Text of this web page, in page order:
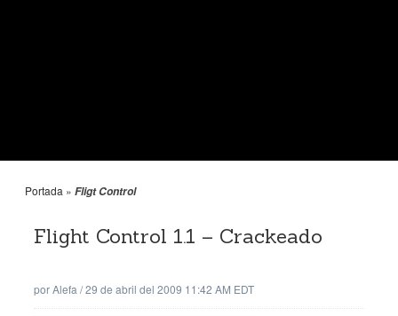
Portada » Fligt Control
Flight Control 1.1 – Crackeado
porAlefa /29 de abril del 2009 11:42 AM EDT